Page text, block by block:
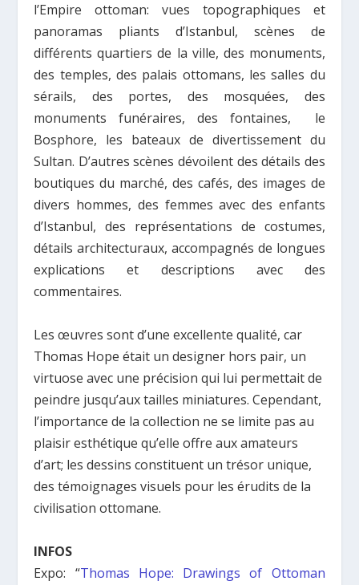
l’Empire ottoman: vues topographiques et
panoramas pliants d’Istanbul, scènes de
différents quartiers de la ville, des monuments,
des temples, des palais ottomans, les salles du
sérails, des portes, des mosquées, des
monuments funéraires, des fontaines, le
Bosphore, les bateaux de divertissement du
Sultan. D’autres scènes dévoilent des détails des
boutiques du marché, des cafés, des images de
divers hommes, des femmes avec des enfants
d’Istanbul, des représentations de costumes,
détails architecturaux, accompagnés de longues
explications et descriptions avec des
commentaires.
Les œuvres sont d’une excellente qualité, car
Thomas Hope était un designer hors pair, un
virtuose avec une précision qui lui permettait de
peindre jusqu’aux tailles miniatures. Cependant,
l’importance de la collection ne se limite pas au
plaisir esthétique qu’elle offre aux amateurs
d’art; les dessins constituent un trésor unique,
des témoignages visuels pour les érudits de la
civilisation ottomane.
INFOS
Expo: “Thomas Hope: Drawings of Ottoman